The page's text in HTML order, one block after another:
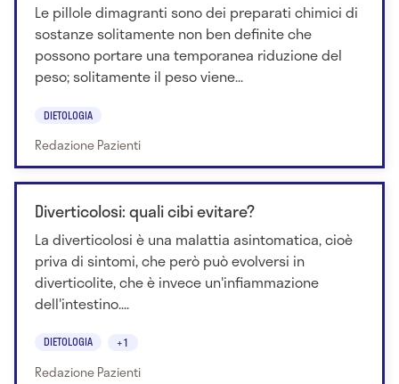
Le pillole dimagranti sono dei preparati chimici di
sostanze solitamente non ben definite che
possono portare una temporanea riduzione del
peso; solitamente il peso viene...
DIETOLOGIA
Redazione Pazienti
Diverticolosi: quali cibi evitare?
La diverticolosi è una malattia asintomatica, cioè
priva di sintomi, che però può evolversi in
diverticolite, che è invece un'infiammazione
dell'intestino....
DIETOLOGIA +1
Redazione Pazienti